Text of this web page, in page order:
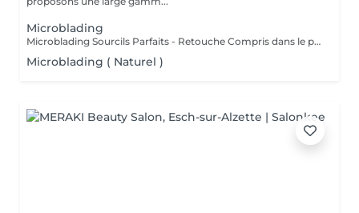
Microblading
Microblading Sourcils Parfaits - Retouche Compris dans le prix. Un sourcil dessiné avec précision poil à poil, pour un résultat ultra-naturel qui sublime votre regard. Chaque prestation est personnalisée selon la forme de votre visage, votre style et vos envies, pour un effet harmonieux et élégant. Bienfaits : Sourcils pleins et parfaitement dessinés Résultat naturel, comme vos vrais poils Gain de temps au quotidien : fini le maquillage des sourcils Retouche possible pour un effet durable Résultat : un regard sublimé, structuré et naturel, qui attire tous les regards Sur rendez-vous !
Microblading ( Naturel )